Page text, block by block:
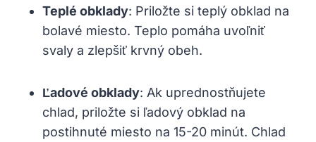
Teplé obklady: Priložte si teplý obklad na
bolavé miesto. Teplo pomáha uvoľniť
svaly a zlepšiť krvný obeh.
Ľadové obklady: Ak uprednostňujete
chlad, priložte si ľadový obklad na
postihnuté miesto na 15-20 minút. Chlad